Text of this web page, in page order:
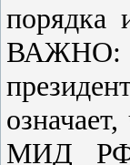
порядка
ВАЖНО:
МИД РФ